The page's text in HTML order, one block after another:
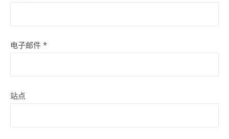
电子邮件 *
站点